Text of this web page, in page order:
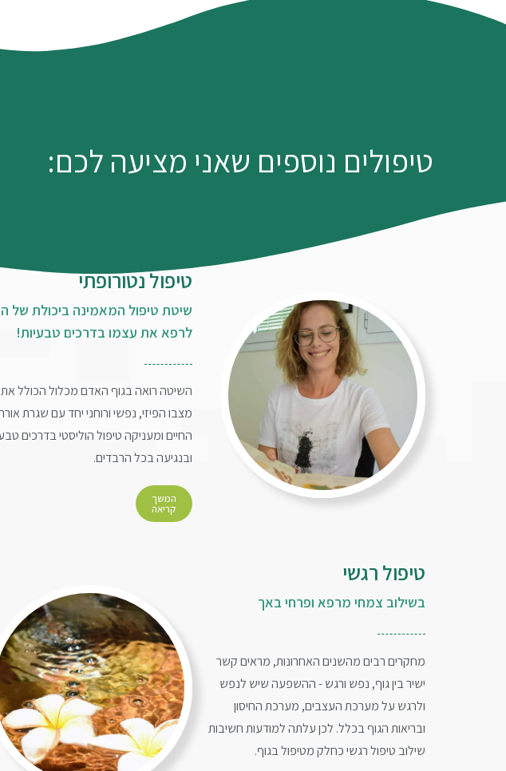
טיפולים נוספים שאני מציעה לכם:
טיפול נטורופתי
שיטת טיפול המאמינה ביכולת של
לרפא את עצמו בדרכים טבעיות!
השיטה רואה בגוף האדם מכלול הכולל את
מצבו הפיזי, נפשי ורוחני יחד עם שגרת
החיים ומעניקה טיפול הוליסטי בדרכים
ובנגיעה בכל הרבדים.
המשך
קריאה
טיפול רגשי
בשילוב צמחי מרפא ופרחי באך
מחקרים רבים מהשנים האחרונות, מראים קשר
ישיר בין גוף, נפש ורגש - ההשפעה שיש לנפש
ולרגש על מערכת העצבים, מערכת החיסון
ובריאות הגוף בכלל. לכן עלתה למודעות חשיבות
שילוב טיפול רגשי כחלק מטיפול בגוף.